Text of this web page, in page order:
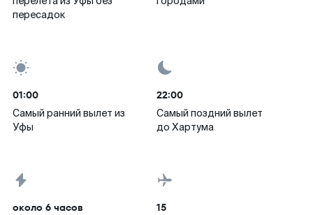
пересадок
01:00
Самый ранний вылет из
Уфы
22:00
Самый поздний вылет
до Хартума
около 6 часов 15